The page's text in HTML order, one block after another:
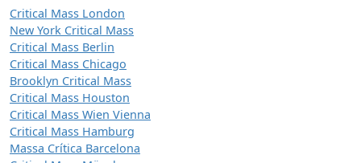
Critical Mass London
New York Critical Mass
Critical Mass Berlin
Critical Mass Chicago
Brooklyn Critical Mass
Critical Mass Houston
Critical Mass Wien Vienna
Critical Mass Hamburg
Massa Crítica Barcelona